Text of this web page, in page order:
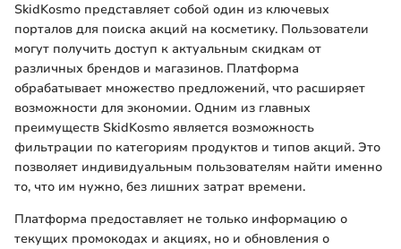
SkidKosmo представляет собой один из ключевых
порталов для поиска акций на косметику. Пользователи
могут получить доступ к актуальным скидкам от
различных брендов и магазинов. Платформа
обрабатывает множество предложений, что расширяет
возможности для экономии. Одним из главных
преимуществ SkidKosmo является возможность
фильтрации по категориям продуктов и типов акций. Это
позволяет индивидуальным пользователям найти именно
то, что им нужно, без лишних затрат времени.
Платформа предоставляет не только информацию о
текущих промокодах и акциях, но и обновления о